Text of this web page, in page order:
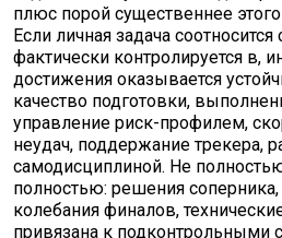
плюс порой существеннее этого
Если личная задача
фактически контролируется в,
достижения оказывается
качество подготовки,
управление риск-профилем,
неудач, поддержание трекера,
самодисциплиной. Не
полностью: решения соперника,
колебания финалов,
привязана к подконтрольными